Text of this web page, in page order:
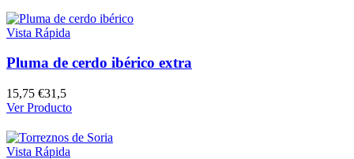
Vista Rápida
Pluma de cerdo ibérico extra
15,75 €31,5
Ver Producto
Vista Rápida